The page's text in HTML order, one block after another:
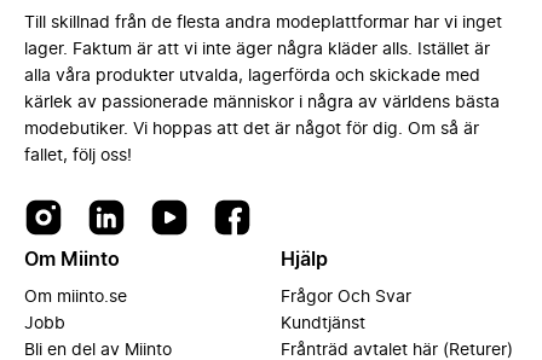
Till skillnad från de flesta andra modeplattformar har vi inget
lager. Faktum är att vi inte äger några kläder alls. Istället är
alla våra produkter utvalda, lagerförda och skickade med
kärlek av passionerade människor i några av världens bästa
modebutiker. Vi hoppas att det är något för dig. Om så är
fallet, följ oss!
Om Miinto
Om miinto.se
Jobb
Bli en del av Miinto
Hjälp
Frågor Och Svar
Kundtjänst
Frånträd avtalet här (Returer)